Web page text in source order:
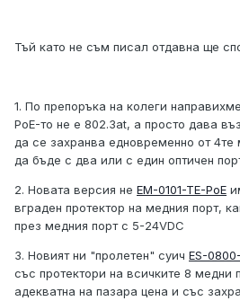
Тъй като не съм писал отдавна ще
1. По препоръка на колеги направихме
PoE-то не е 802.3at, а просто дава
да се захранва едновременно от
да бъде с два или с един оптичен
2. Новата версия не EM-0101-TE-PoE
вграден протектор на медния порт,
през медния порт с 5-24VDC
3. Новият ни "пролетен" суич ES-
със протектори на всичките 8 медни
адекватна на пазара цена и със